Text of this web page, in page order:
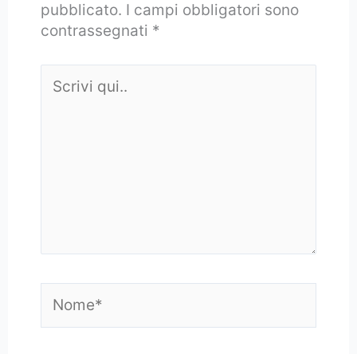
pubblicato. I campi obbligatori sono
contrassegnati *
qui..